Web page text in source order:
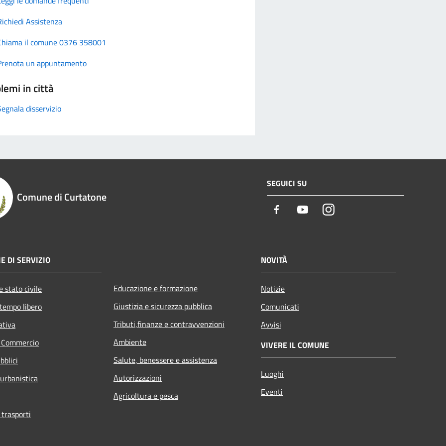
Assistenza
il comune 0376 358001
un appuntamento
in città
disservizio
Comune di Curtatone
SEGUICI SU
Facebook YoutubeInstagram
DI SERVIZIO
stato civile
libero
Educazione e formazione
Giustizia e sicurezza pubblica
Tributi,finanze e contravvenzioni
Ambiente
Salute, benessere e assistenza
Autorizzazioni
Agricoltura e pesca
NOVITÀ
Notizie
Comunicati
Avvisi
VIVERE IL COMUNE
Luoghi
Eventi